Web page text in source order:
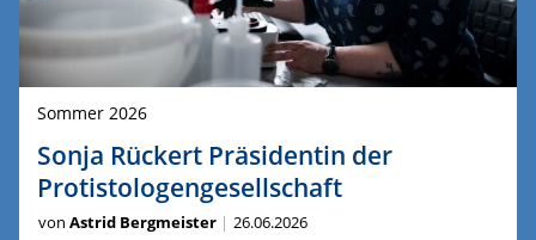
Sommer 2026
Sonja Rückert Präsidentin der
Protistologengesellschaft
von Astrid Bergmeister 26.06.2026